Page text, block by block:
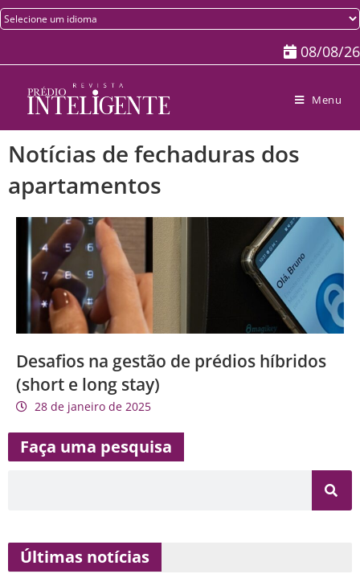
08/08/26
Menu
Notícias de fechaduras dos
apartamentos
Desafios na gestão de prédios híbridos
(short e long stay)
28 de janeiro de 2025
Faça uma pesquisa
Últimas notícias